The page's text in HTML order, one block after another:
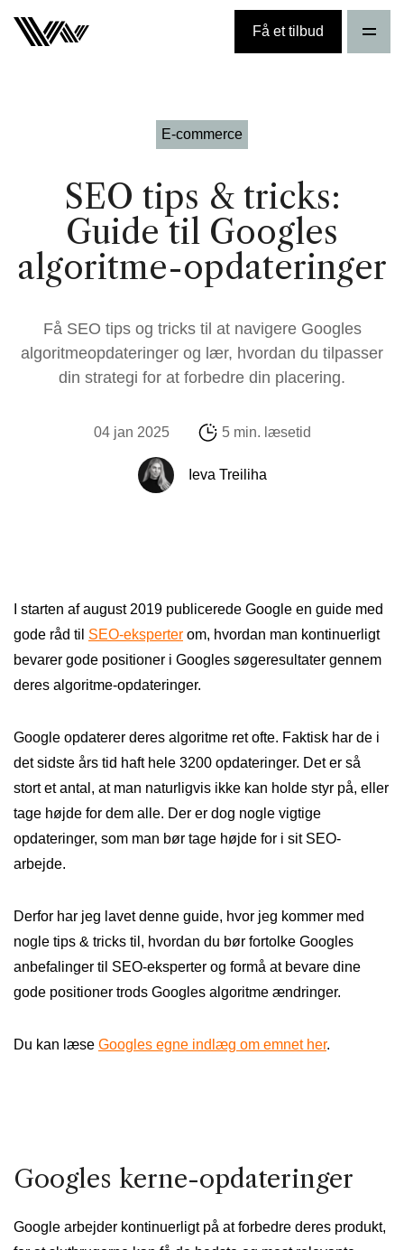
Få et tilbud
E-commerce
SEO tips & tricks:
Guide til Googles
algoritme-opdateringer
Få SEO tips og tricks til at navigere Googles
algoritmeopdateringer og lær, hvordan du tilpasser
din strategi for at forbedre din placering.
04 jan 2025 5 min. læsetid
Ieva Treiliha
I starten af august 2019 publicerede Google en guide med
gode råd til SEO-eksperter om, hvordan man kontinuerligt
bevarer gode positioner i Googles søgeresultater gennem
deres algoritme-opdateringer.
Google opdaterer deres algoritme ret ofte. Faktisk har de i
det sidste års tid haft hele 3200 opdateringer. Det er så
stort et antal, at man naturligvis ikke kan holde styr på, eller
tage højde for dem alle. Der er dog nogle vigtige
opdateringer, som man bør tage højde for i sit SEO-
arbejde.
Derfor har jeg lavet denne guide, hvor jeg kommer med
nogle tips & tricks til, hvordan du bør fortolke Googles
anbefalinger til SEO-eksperter og formå at bevare dine
gode positioner trods Googles algoritme ændringer.
Du kan læse Googles egne indlæg om emnet her.
Googles kerne-opdateringer
Google arbejder kontinuerligt på at forbedre deres produkt,